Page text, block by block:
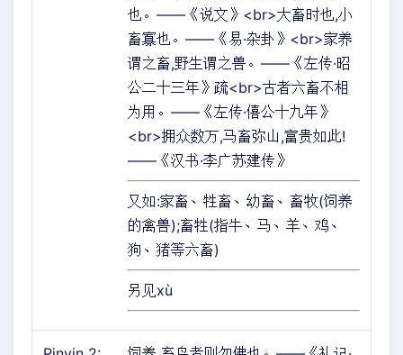
也。——《说文》<br>大畜时也,小
畜寡也。——《易·杂卦》<br>家养
谓之畜,野生谓之兽。——《左传·昭
公二十三年》疏<br>古者六畜不相
为用。——《左传·僖公十九年》
<br>拥众数万,马畜弥山,富贵如此!
——《汉书·李广苏建传》
又如:家畜、牲畜、幼畜、畜牧(饲养
的禽兽);畜牲(指牛、马、羊、鸡、
狗、猪等六畜)
另见xù